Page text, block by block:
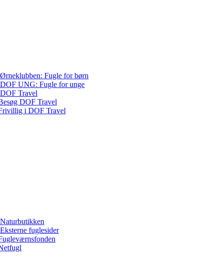
Ørneklubben: Fugle for børn
DOF UNG: Fugle for unge
DOF Travel
DOF Travel
i DOF Travel
Naturbutikken
Eksterne fuglesider